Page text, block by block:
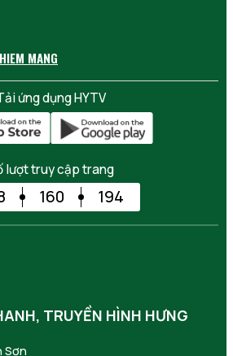
ứng dụng HYTV
lượt truy cập trang
160 194
TRUYỀN HÌNH HƯNG
Sơn